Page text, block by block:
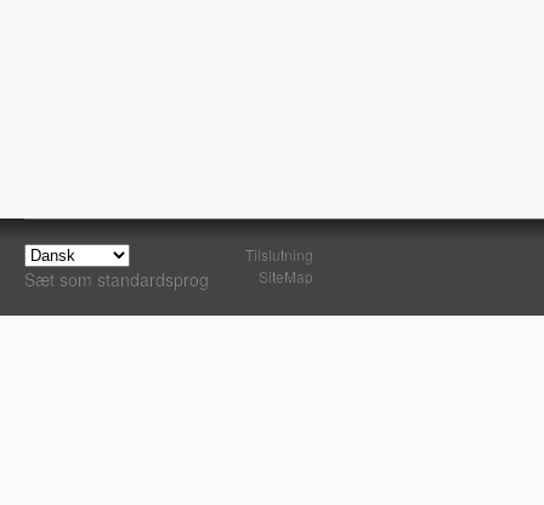
Sæt som standardsprog
Tilslutning
SiteMap